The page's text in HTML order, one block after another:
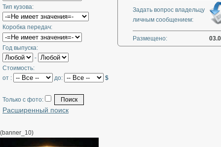
Тип кузова:
Коробка передач:
Год выпуска:
-
Стоимость:
от :
до: $
Только с фото:
Расширенный поиск
(banner_10)
Задать вопрос владельцу
личным сообщением:
Размещено: